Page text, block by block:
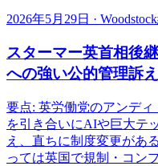
2026年5月29日 ·
スターマー英首相後
への強い公的管理訴え
要点: 英労働党のアンディ
を引き合いにAIや巨大テ
え、直ちに制度変更があ
っては英国で規制・コン